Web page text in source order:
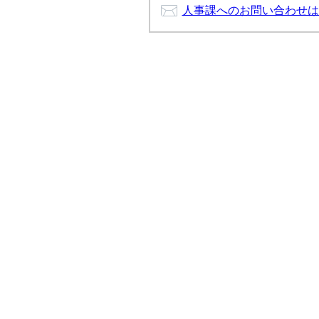
人事課へのお問い合わせ